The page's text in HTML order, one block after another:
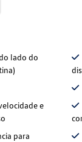
lado do
e
para